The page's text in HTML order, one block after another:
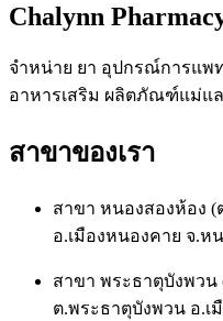
Chalynn
จำหน่าย ยา อุปกรณ์การแพ
อาหารเสริม ผลิตภัณฑ์แม่แล
สาขาของเรา
สาขา หนองสองห้อง
อ.เมืองหนองคาย จ.ห
สาขา พระธาตุบังพว
ต.พระธาตุบังพวน อ.เ